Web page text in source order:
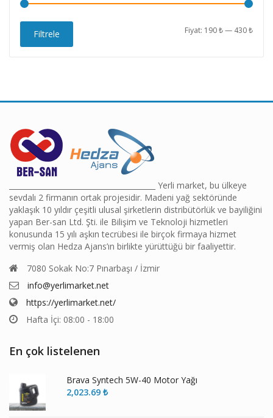
En
En
Filtrele Fiyat: 190 ₺— 430 ₺
________________________________________ Yerli market, bu ülkeye
sevdalı 2 firmanın ortak projesidir. Madeni yağ sektöründe
yaklaşık 10 yıldır çeşitli ulusal şirketlerin distribütörlük ve bayiliğini
yapan Ber-san Ltd. Şti. ile Bilişim ve Teknoloji hizmetleri
konusunda 15 yılı aşkın tecrübesi ile birçok firmaya hizmet
vermiş olan Hedza Ajans’ın birlikte yürüttüğü bir faaliyettir.
7080 Sokak No:7 Pınarbaşı / İzmir
info@yerlimarket.net
https://yerlimarket.net/
Hafta İçi: 08:00 - 18:00
En çok listelenen
Brava Syntech 5W-40 Motor Yağı
2,023.69 ₺